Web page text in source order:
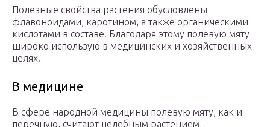
Полезные свойства растения обусловлены
флавоноидами, каротином, а также органическими
кислотами в составе. Благодаря этому полевую мяту
широко использую в медицинских и хозяйственных
целях.
В медицине
В сфере народной медицины полевую мяту, как и
перечную, считают целебным растением,